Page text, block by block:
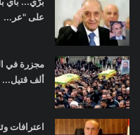
على "عر...
ألف قتيل...
اعترافات